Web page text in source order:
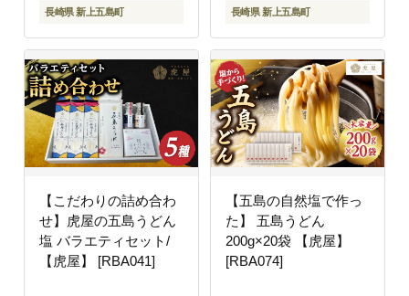
長崎県 新上五島町 長崎県 新上五島町
【こだわりの詰め合わ
せ】虎屋の五島うどん
塩 バラエティセット/
【虎屋】 [RBA041]
【五島の自然塩で作っ
た】 五島うどん
200g×20袋 【虎屋】
[RBA074]